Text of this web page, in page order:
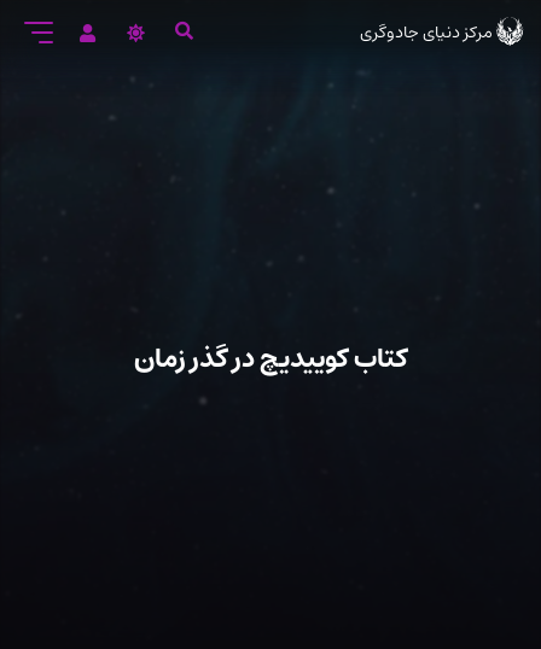
ورود
مرکز دنیای جادوگری
کتاب کوییدیچ در گذر زمان